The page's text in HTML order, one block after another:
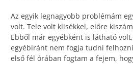
Az egyik legnagyobb problémám
volt. Tele volt klisékkel, előre
Ebből már egyébként is látható
egyébiránt nem fogja tudni
első fél órában fogtam a fejem,